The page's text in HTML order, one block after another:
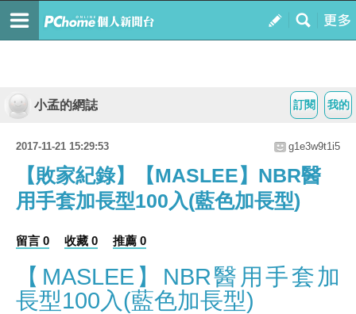
我的
訂閱
小孟的網誌
2017-11-21 15:29:53 g1e3w9t1i5
【敗家紀錄】【MASLEE】NBR醫
用手套加長型100入(藍色加長型)
留言 0 收藏 0 推薦 0
【MASLEE】NBR醫用手套加
長型100入(藍色加長型)